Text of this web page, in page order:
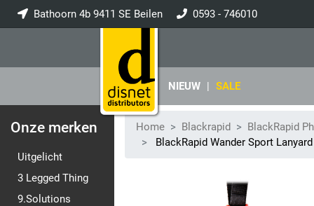
Bathoorn 4b 9411 SE Beilen 0593 - 746010
NIEUW | SALE
Onze merken
Uitgelicht
3 Legged Thing
9.Solutions
Home Blackrapid
BlackRapid
BlackRapid Wander Sport